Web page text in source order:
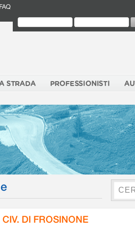
FAQ
STRADA PROFESSIONISTI
DI FROSINONE